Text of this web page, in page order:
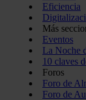
Eficiencia
Más
Eventos
La Noche
10 claves
Foros
Foro de
Foro de